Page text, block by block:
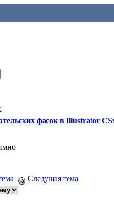
фасок в Illustrator
Следущая тема